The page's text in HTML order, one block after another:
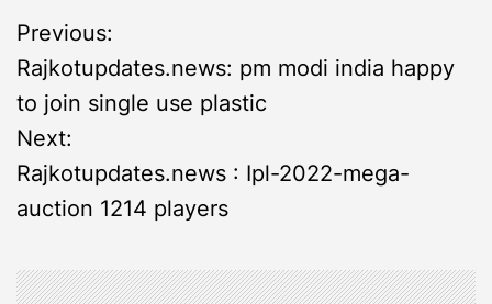
P
o
s
t
Previous:
Rajkotupdates.news: pm modi india happy
to join single use plastic
Next:
Rajkotupdates.news : Ipl-2022-mega-
auction 1214 players